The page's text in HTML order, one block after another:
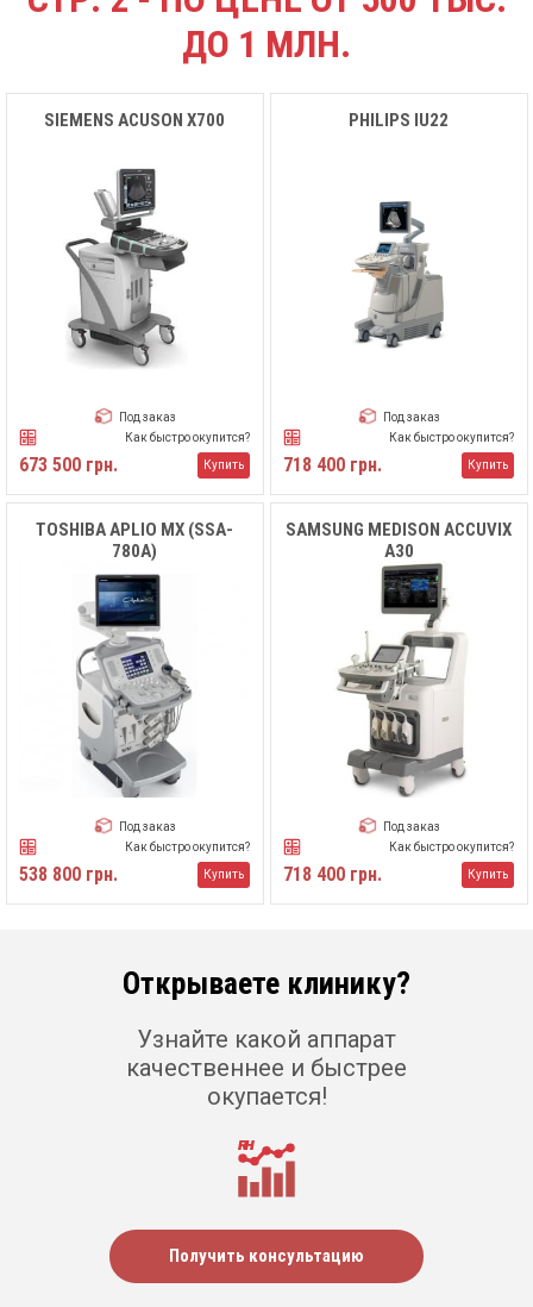
ДО 1 МЛН.
SIEMENS ACUSON X700
Под заказ
Как быстро окупится?
673 500 грн. Купить
PHILIPS IU22
Под заказ
Как быстро окупится?
718 400 грн. Купить
TOSHIBA APLIO MX (SSA-
780A)
Под заказ
Как быстро окупится?
538 800 грн. Купить
SAMSUNG MEDISON ACCUVIX
A30
Под заказ
Как быстро окупится?
718 400 грн. Купить
Открываете клинику?
Узнайте какой аппарат
качественнее и быстрее
окупается!
Получить консультацию